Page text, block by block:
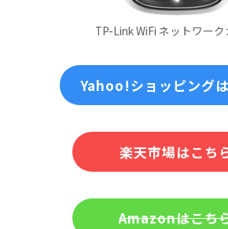
TP-Link WiFi ネットワーク
Yahoo!ショッピング
楽天市場はこち
Amazonはこち